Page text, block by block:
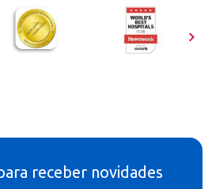
receber novidades